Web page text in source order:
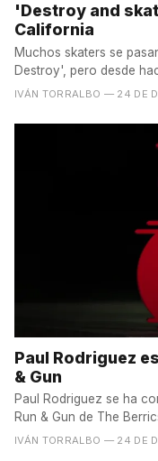
'Destroy and
California
Muchos skaters se
Destroy', pero desde
podría...
IVÁN TORRALBO — 24 DE
Paul Rodriguez
& Gun
Paul Rodriguez se ha
Run & Gun de The
IVÁN TORRALBO — 24 DE